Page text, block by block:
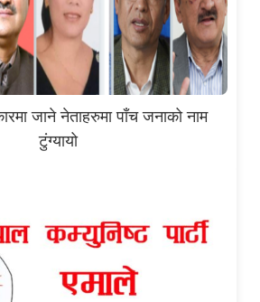
जाने नेताहरुमा पाँच जनाको नाम
टुंग्यायो